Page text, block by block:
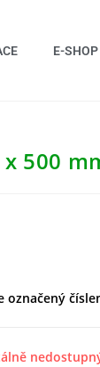
E-SHOP
500
označený